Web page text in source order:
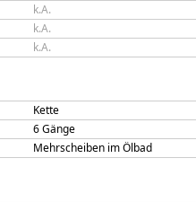
k.A.
k.A.
k.A.
Kette
6 Gänge
Mehrscheiben im Ölbad